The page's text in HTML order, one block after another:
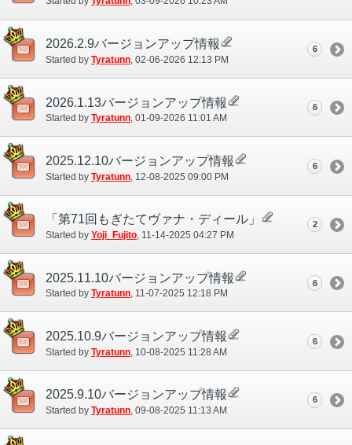
2026.2.9バージョンアップ情報
Started by Tyratunn ‎, 02-06-2026 12:13 PM
6
2026.1.13バージョンアップ情報
Started by Tyratunn‎, 01-09-2026 11:01 AM
6
2025.12.10バージョンアップ情報
Started by Tyratunn ‎, 12-08-2025 09:00 PM
6
「第71回もぎたてヴァナ・ディール」
Started by Yoji_Fujito‎, 11-14-2025 04:27 PM
2
2025.11.10バージョンアップ情報
Started by Tyratunn‎, 11-07-2025 12:18 PM
6
2025.10.9バージョンアップ情報
Started by Tyratunn ‎, 10-08-2025 11:28 AM
6
2025.9.10バージョンアップ情報
Started by Tyratunn‎, 09-08-2025 11:13 AM
6